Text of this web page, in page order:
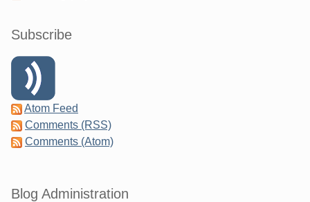
Subscribe
Atom Feed
Comments (RSS)
Comments (Atom)
Blog Administration